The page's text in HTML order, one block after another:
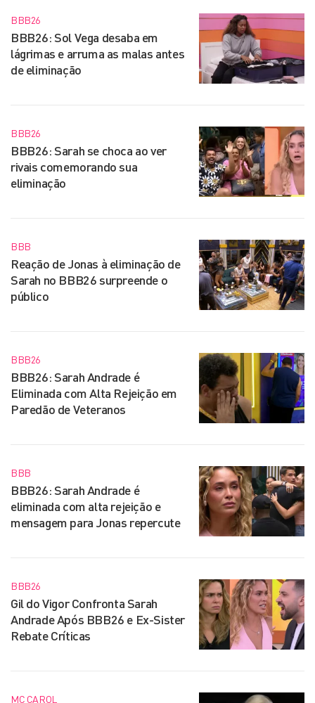
BBB26
BBB26: Sol Vega desaba em
lágrimas e arruma as malas antes
de eliminação
BBB26
BBB26: Sarah se choca ao ver
rivais comemorando sua
eliminação
BBB
Reação de Jonas à eliminação de
Sarah no BBB26 surpreende o
público
BBB26
BBB26: Sarah Andrade é
Eliminada com Alta Rejeição em
Paredão de Veteranos
BBB
BBB26: Sarah Andrade é
eliminada com alta rejeição e
mensagem para Jonas repercute
BBB26
Gil do Vigor Confronta Sarah
Andrade Após BBB26 e Ex-Sister
Rebate Críticas
MC CAROL